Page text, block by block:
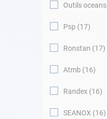
Outils oceans
Psp 17
Ronstan 17
Atmb 16
Randex 16
SEANOX 16